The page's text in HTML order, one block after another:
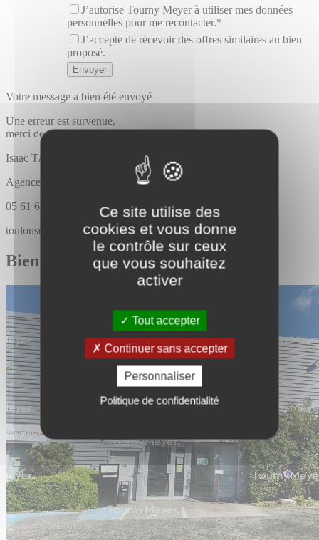
Ce site utilise des
cookies et vous donne
le contrôle sur ceux
que vous souhaitez
activer
Tout accepter
Continuer sans accepter
Personnaliser
Politique de confidentialité
J’autorise Tourny Meyer à utiliser mes données
personnelles pour me recontacter.*
J’accepte de recevoir des offres similaires au bien
proposé.
Votre message a bien été envoyé
Une erreur est survenue,
merci de bien vouloir recommencer
Isaac TAGNERES
Agence Tourny meyer toulouse
05 61 62 86 86
toulouse@tournymeyer.fr
Bien similaires